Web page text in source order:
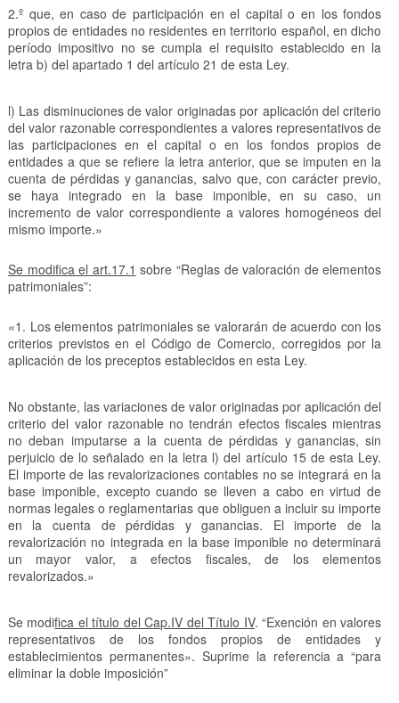
2.º que, en caso de participación en el capital o en los fondos
propios de entidades no residentes en territorio español, en dicho
período impositivo no se cumpla el requisito establecido en la
letra b) del apartado 1 del artículo 21 de esta Ley.
l) Las disminuciones de valor originadas por aplicación del criterio
del valor razonable correspondientes a valores representativos de
las participaciones en el capital o en los fondos propios de
entidades a que se refiere la letra anterior, que se imputen en la
cuenta de pérdidas y ganancias, salvo que, con carácter previo,
se haya integrado en la base imponible, en su caso, un
incremento de valor correspondiente a valores homogéneos del
mismo importe.»
Se modifica el art.17.1 sobre “Reglas de valoración de elementos
patrimoniales”:
«1. Los elementos patrimoniales se valorarán de acuerdo con los
criterios previstos en el Código de Comercio, corregidos por la
aplicación de los preceptos establecidos en esta Ley.
No obstante, las variaciones de valor originadas por aplicación del
criterio del valor razonable no tendrán efectos fiscales mientras
no deban imputarse a la cuenta de pérdidas y ganancias, sin
perjuicio de lo señalado en la letra l) del artículo 15 de esta Ley.
El importe de las revalorizaciones contables no se integrará en la
base imponible, excepto cuando se lleven a cabo en virtud de
normas legales o reglamentarias que obliguen a incluir su importe
en la cuenta de pérdidas y ganancias. El importe de la
revalorización no integrada en la base imponible no determinará
un mayor valor, a efectos fiscales, de los elementos
revalorizados.»
Se modifica el título del Cap.IV del Título IV. “Exención en valores
representativos de los fondos propios de entidades y
establecimientos permanentes». Suprime la referencia a “para
eliminar la doble imposición”